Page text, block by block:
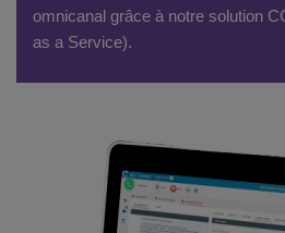
omnicanal grâce à notre solution
as a Service).